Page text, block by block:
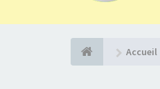
Accueil